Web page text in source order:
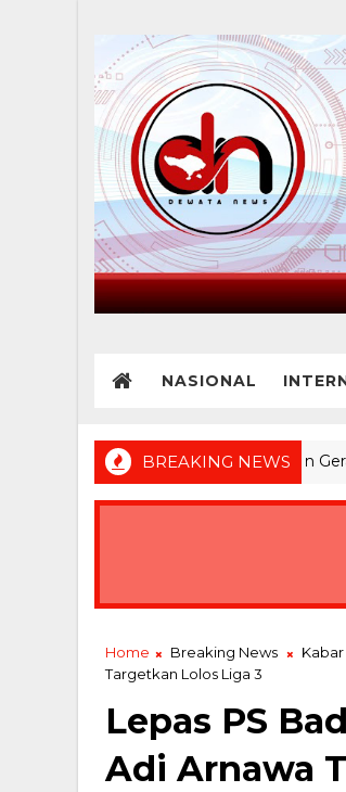
NASIONAL
BREAKING NEWS
52 Regu SMP Ramaikan Gerak
Home Breaking News
Targetkan Lolos Liga 3
Lepas PS
Adi Arnawa